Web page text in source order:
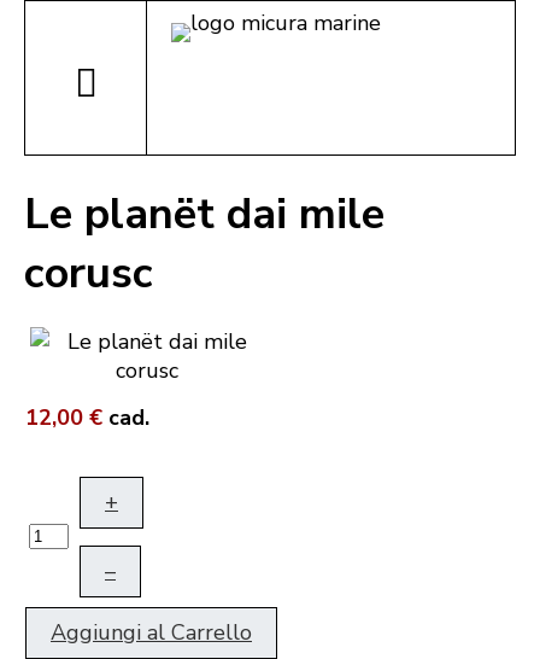
Le planët dai mile
corusc
12,00 € cad.
+
–
Aggiungi al Carrello